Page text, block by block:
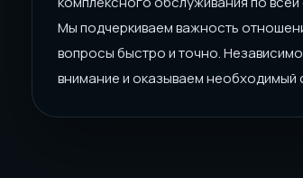
Мы подчеркиваем важность
вопросы быстро и точно.
внимание и оказываем необходимый